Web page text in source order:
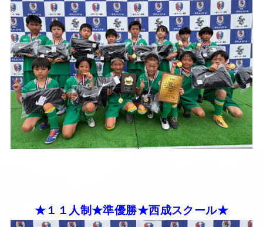
★１１人制★準優勝★西成スクール★